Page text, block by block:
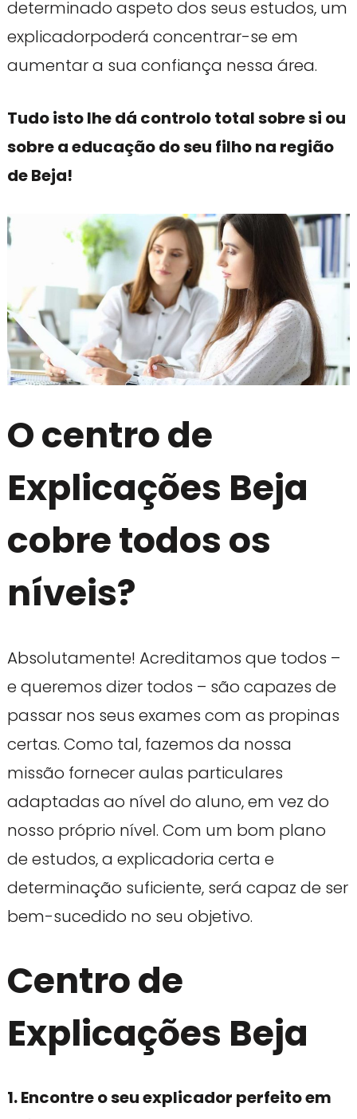
determinado aspeto dos seus estudos, um
explicadorpoderá concentrar-se em
aumentar a sua confiança nessa área.
Tudo isto lhe dá controlo total sobre si ou
sobre a educação do seu filho na região
de Beja!
O centro de
Explicações Beja
cobre todos os
níveis?
Absolutamente! Acreditamos que todos –
e queremos dizer todos – são capazes de
passar nos seus exames com as propinas
certas. Como tal, fazemos da nossa
missão fornecer aulas particulares
adaptadas ao nível do aluno, em vez do
nosso próprio nível. Com um bom plano
de estudos, a explicadoria certa e
determinação suficiente, será capaz de ser
bem-sucedido no seu objetivo.
Centro de
Explicações Beja
1. Encontre o seu explicador perfeito em